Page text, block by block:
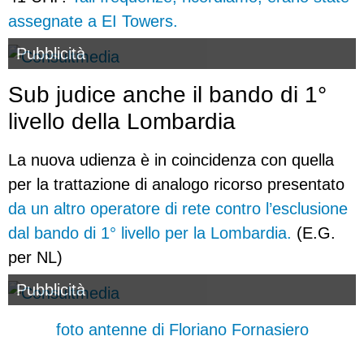
assegnate a EI Towers.
Pubblicità
Sub judice anche il bando di 1°
livello della Lombardia
La nuova udienza è in coincidenza con quella
per la trattazione di analogo ricorso presentato
da un altro operatore di rete contro l’esclusione
dal bando di 1° livello per la Lombardia. (E.G.
per NL)
Pubblicità
foto antenne di Floriano Fornasiero